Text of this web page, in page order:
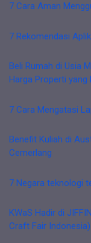
7 Cara Aman
7 Rekomendasi
Beli Rumah di Usia
Harga Properti yang
7 Cara Mengatasi
Benefit Kuliah di
Cemerlang
7 Negara teknologi
KWaS Hadir di
Craft Fair Indonesia)